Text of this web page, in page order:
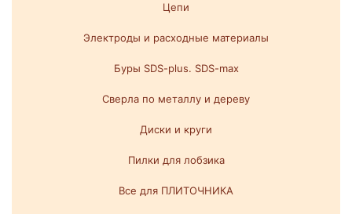
Цепи
Электроды и расходные материалы
Буры SDS-plus. SDS-max
Сверла по металлу и дереву
Диски и круги
Пилки для лобзика
Все для ПЛИТОЧНИКА